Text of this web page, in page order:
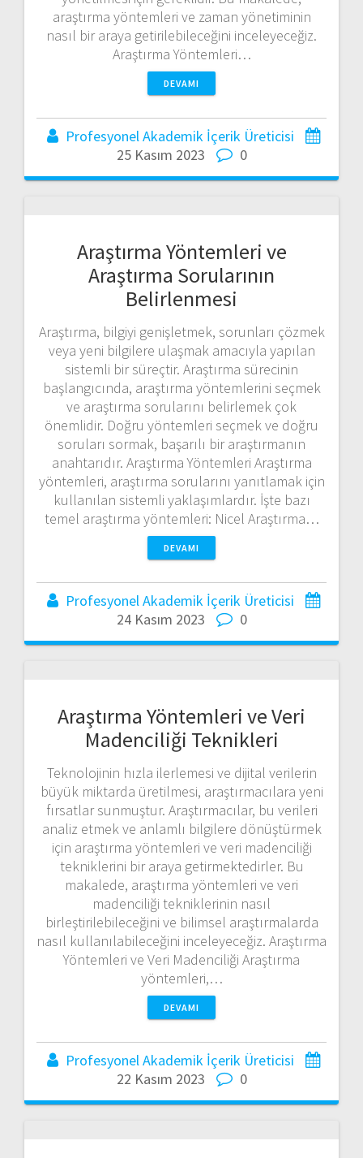
araştırma yöntemleri ve zaman yönetiminin
nasıl bir araya getirilebileceğini inceleyeceğiz.
Araştırma Yöntemleri…
DEVAMI
Profesyonel Akademik İçerik Üreticisi
25 Kasım 2023
0
Araştırma Yöntemleri ve
Araştırma Sorularının
Belirlenmesi
Araştırma, bilgiyi genişletmek, sorunları çözmek
veya yeni bilgilere ulaşmak amacıyla yapılan
sistemli bir süreçtir. Araştırma sürecinin
başlangıcında, araştırma yöntemlerini seçmek
ve araştırma sorularını belirlemek çok
önemlidir. Doğru yöntemleri seçmek ve doğru
soruları sormak, başarılı bir araştırmanın
anahtarıdır. Araştırma Yöntemleri Araştırma
yöntemleri, araştırma sorularını yanıtlamak için
kullanılan sistemli yaklaşımlardır. İşte bazı
temel araştırma yöntemleri: Nicel Araştırma…
DEVAMI
Profesyonel Akademik İçerik Üreticisi
24 Kasım 2023
0
Araştırma Yöntemleri ve Veri
Madenciliği Teknikleri
Teknolojinin hızla ilerlemesi ve dijital verilerin
büyük miktarda üretilmesi, araştırmacılara yeni
fırsatlar sunmuştur. Araştırmacılar, bu verileri
analiz etmek ve anlamlı bilgilere dönüştürmek
için araştırma yöntemleri ve veri madenciliği
tekniklerini bir araya getirmektedirler. Bu
makalede, araştırma yöntemleri ve veri
madenciliği tekniklerinin nasıl
birleştirilebileceğini ve bilimsel araştırmalarda
nasıl kullanılabileceğini inceleyeceğiz. Araştırma
Yöntemleri ve Veri Madenciliği Araştırma
yöntemleri,…
DEVAMI
Profesyonel Akademik İçerik Üreticisi
22 Kasım 2023
0